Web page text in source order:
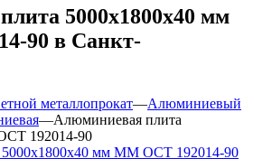
5000х1800х40 мм
90 в Санкт-
металлопрокат—Алюминиевый
—Алюминиевая плита
192014-90